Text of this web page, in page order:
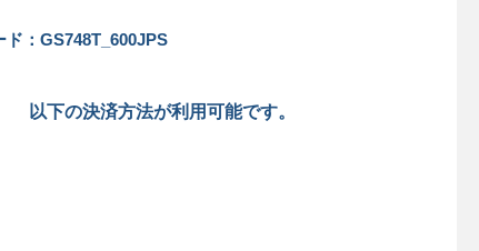
ド：GS748T_600JPS
以下の決済方法が利用可能です。